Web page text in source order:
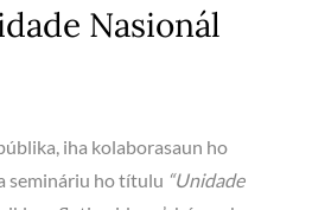
Nasionál
iha kolaborasaun ho
semináriu ho títulu “Unidade